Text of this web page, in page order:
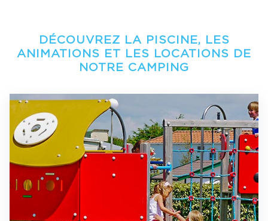
DÉCOUVREZ LA PISCINE, LES
ANIMATIONS ET LES LOCATIONS DE
NOTRE CAMPING